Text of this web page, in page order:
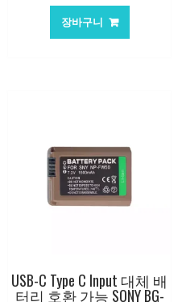
장바구니
USB-C Type C Input 대체 배
터리 호환 가능 SONY BG-